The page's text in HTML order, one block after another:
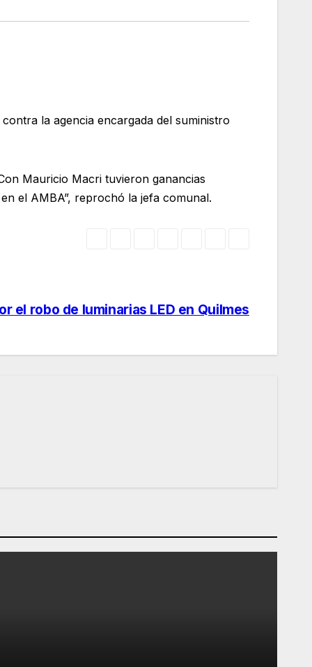
la agencia encargada del suministro
Mauricio Macri tuvieron ganancias
el AMBA”, reprochó la jefa comunal.
el robo de luminarias LED en Quilmes